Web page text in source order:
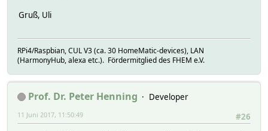
Gruß, Uli
RPi4/Raspbian, CUL V3 (ca. 30 HomeMatic-devices), LAN
(HarmonyHub, alexa etc.). Fördermitglied des FHEM e.V.
Prof. Dr. Peter Henning
Developer
#26
11 Juni 2017, 11:50:49